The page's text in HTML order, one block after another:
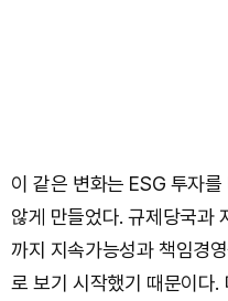
이 같은 변화는 ESG 투자를
않게 만들었다. 규제당국과
까지 지속가능성과 책임경
로 보기 시작했기 때문이다.